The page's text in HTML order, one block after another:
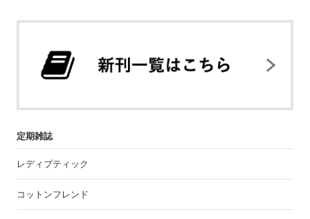
定期雑誌
レディブティック
コットンフレンド